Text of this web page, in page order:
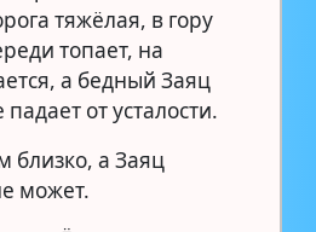
тяжёлая, в гору
топает, на
а бедный Заяц
падает от усталости.
близко, а Заяц
может.